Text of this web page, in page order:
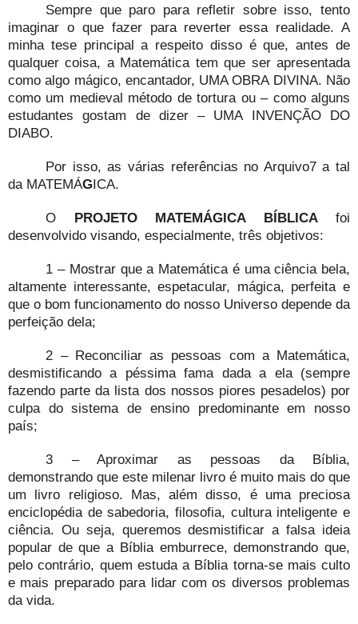
Sempre que paro para refletir sobre isso, tento
imaginar o que fazer para reverter essa realidade. A
minha tese principal a respeito disso é que, antes de
qualquer coisa, a Matemática tem que ser apresentada
como algo mágico, encantador, UMA OBRA DIVINA. Não
como um medieval método de tortura ou – como alguns
estudantes gostam de dizer – UMA INVENÇÃO DO
DIABO.
Por isso, as várias referências no Arquivo7 a tal
da MATEMÁGICA.
O PROJETO MATEMÁGICA BÍBLICAfoi
desenvolvido visando, especialmente, três objetivos:
1 – Mostrar que a Matemática é uma ciência bela,
altamente interessante, espetacular, mágica, perfeita e
que o bom funcionamento do nosso Universo depende da
perfeição dela;
2 – Reconciliar as pessoas com a Matemática,
desmistificando a péssima fama dada a ela (sempre
fazendo parte da lista dos nossos piores pesadelos) por
culpa do sistema de ensino predominante em nosso
país;
3 – Aproximar as pessoas da Bíblia,
demonstrando que este milenar livro é muito mais do que
um livro religioso. Mas, além disso, é uma preciosa
enciclopédia de sabedoria, filosofia, cultura inteligente e
ciência. Ou seja, queremos desmistificar a falsa ideia
popular de que a Bíblia emburrece, demonstrando que,
pelo contrário, quem estuda a Bíblia torna-se mais culto
e mais preparado para lidar com os diversos problemas
da vida.